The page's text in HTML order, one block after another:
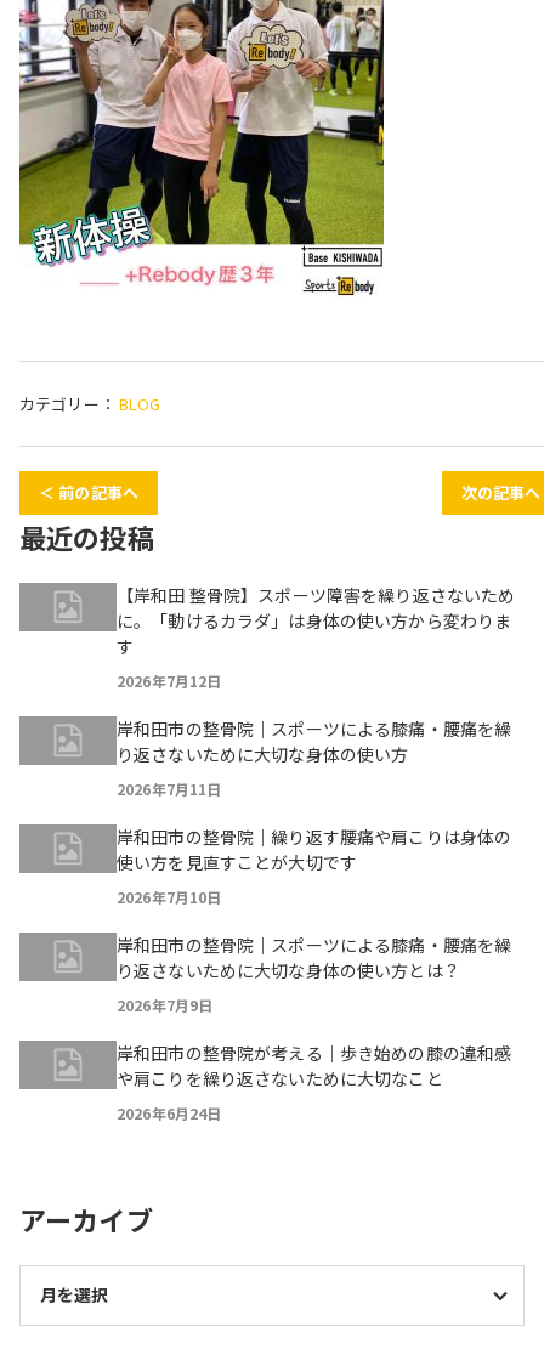
カテゴリー： BLOG
＜ 前の記事へ 次の記事
最近の投稿
【岸和田 整骨院】スポーツ障害を繰り返さないため
に。「動けるカラダ」は身体の使い方から変わりま
す
2026年7月12日
岸和田市の整骨院｜スポーツによる膝痛・腰痛を繰
り返さないために大切な身体の使い方
2026年7月11日
岸和田市の整骨院｜繰り返す腰痛や肩こりは身体の
使い方を見直すことが大切です
2026年7月10日
岸和田市の整骨院｜スポーツによる膝痛・腰痛を繰
り返さないために大切な身体の使い方とは？
2026年7月9日
岸和田市の整骨院が考える｜歩き始めの膝の違和感
や肩こりを繰り返さないために大切なこと
2026年6月24日
アーカイブ